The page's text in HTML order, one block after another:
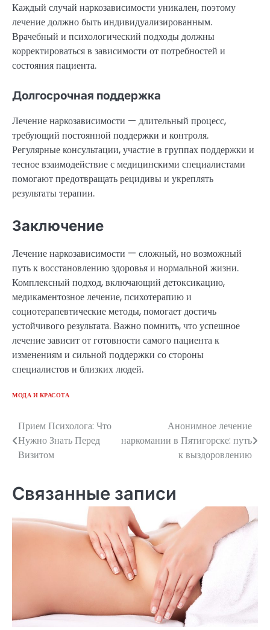
Каждый случай наркозависимости уникален, поэтому
лечение должно быть индивидуализированным.
Врачебный и психологический подходы должны
корректироваться в зависимости от потребностей и
состояния пациента.
Долгосрочная поддержка
Лечение наркозависимости — длительный процесс,
требующий постоянной поддержки и контроля.
Регулярные консультации, участие в группах поддержки и
тесное взаимодействие с медицинскими специалистами
помогают предотвращать рецидивы и укреплять
результаты терапии.
Заключение
Лечение наркозависимости — сложный, но возможный
путь к восстановлению здоровья и нормальной жизни.
Комплексный подход, включающий детоксикацию,
медикаментозное лечение, психотерапию и
социотерапевтические методы, помогает достичь
устойчивого результата. Важно помнить, что успешное
лечение зависит от готовности самого пациента к
изменениям и сильной поддержки со стороны
специалистов и близких людей.
МОДА И КРАСОТА
Навигация
по
Прием Психолога: Что
Нужно Знать Перед
Визитом
Анонимное лечение
наркомании в Пятигорске: путь
к выздоровлению
Связанные записи